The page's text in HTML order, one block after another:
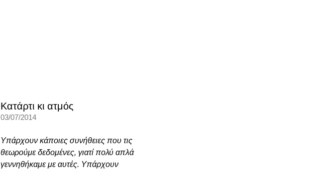
Κατάρτι κι ατμός
03/07/2014
Υπάρχουν κάποιες συνήθειες που τις
θεωρούμε δεδομένες, γιατί πολύ απλά
γεννηθήκαμε με αυτές. Υπάρχουν